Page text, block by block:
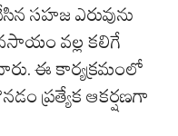
సహజ ఎరువును
వల్ల కలిగే
ఈ కార్యక్రమంలో
ప్రత్యేక ఆకర్షణగా